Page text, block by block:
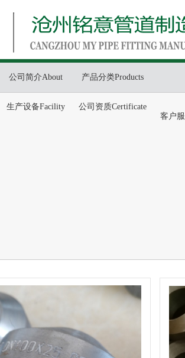
公司简介About 产品分类Products
生产设备Facility
公司资质Certificate
客户